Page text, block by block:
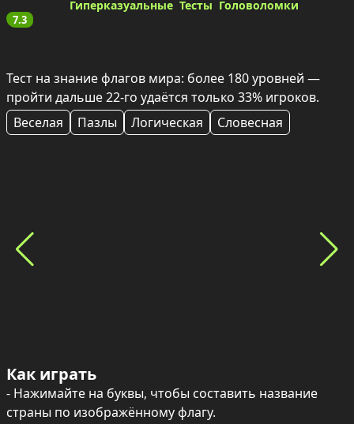
7.3
Гиперказуальные Тесты Головоломки
Тест на знание флагов мира: более 180 уровней —
пройти дальше 22-го удаётся только 33% игроков.
Веселая
Пазлы Логическая Словесная
Как играть
- Нажимайте на буквы, чтобы составить название
страны по изображённому флагу.